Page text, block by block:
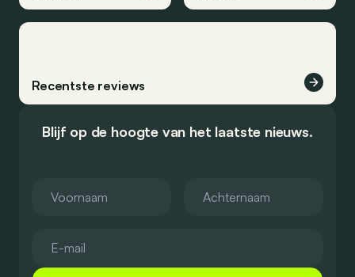
Recentste reviews
Blijf op de hoogte van het laatste nieuws.